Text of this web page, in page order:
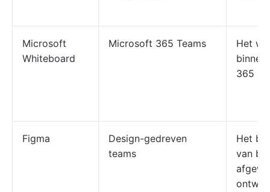
Microsoft
Whiteboard
Microsoft 365 Teams
Het
365 en
Figma
Design-gedreven
teams
Het
van